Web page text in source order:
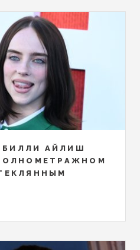
БИЛЛИ АЙЛИШ